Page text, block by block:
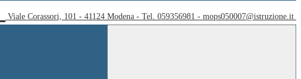
Viale Corassori, 101 - 41124 Modena - Tel. 059356981 - mops050007@istruzione.it